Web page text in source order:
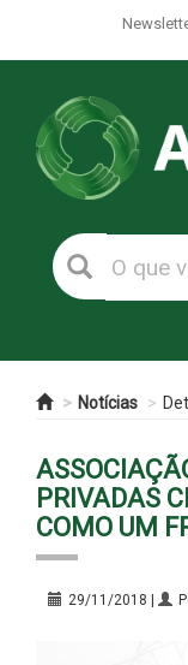
Notícias
PRIVADAS
COMO UM
29/11/2018 |